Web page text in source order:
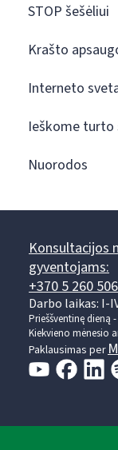
STOP šešėliui
Krašto
Interneto
Ieškome turto
Nuorodos
Konsultacijos
gyventojams:
+370 5 260
Darbo laikas: I-
Prieššventinę dieną
Kiekvieno mėnesio
Paklausimas per